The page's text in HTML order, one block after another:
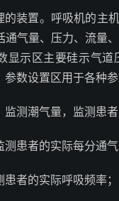
的装置。呼吸机的主
通气量、压力、流量
显示区主要硅示气
数设置区用于各种参
测潮气量，监测患者
患者的实际每分通气
者的实际呼吸频率；